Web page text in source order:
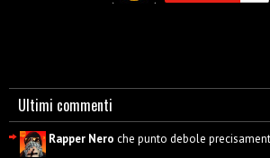
Ultimi commenti
Rapper Nero che punto debole